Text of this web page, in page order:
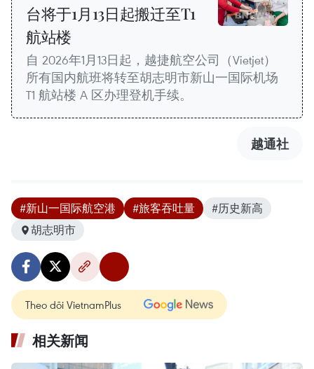
台将于1月13日起搬迁至T1
航站楼
自 2026年1月13日起，越捷航空公司（Vietjet）
所有国内航班将转至胡志明市新山一国际机场
T1 航站楼 A 区办理登机手续。
越通社
#新山一国际航空港 #旅客吞吐量
#历史新高
胡志明市
Theo dõi VietnamPlus
相关新闻